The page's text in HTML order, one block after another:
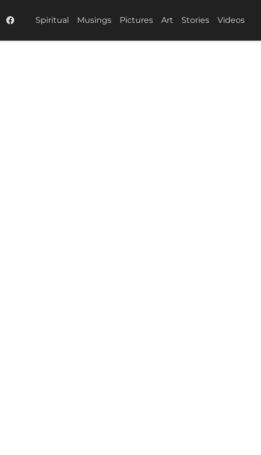
Spiritual Musings Pictures Art Stories Videos